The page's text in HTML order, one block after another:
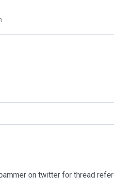
on twitter for thread